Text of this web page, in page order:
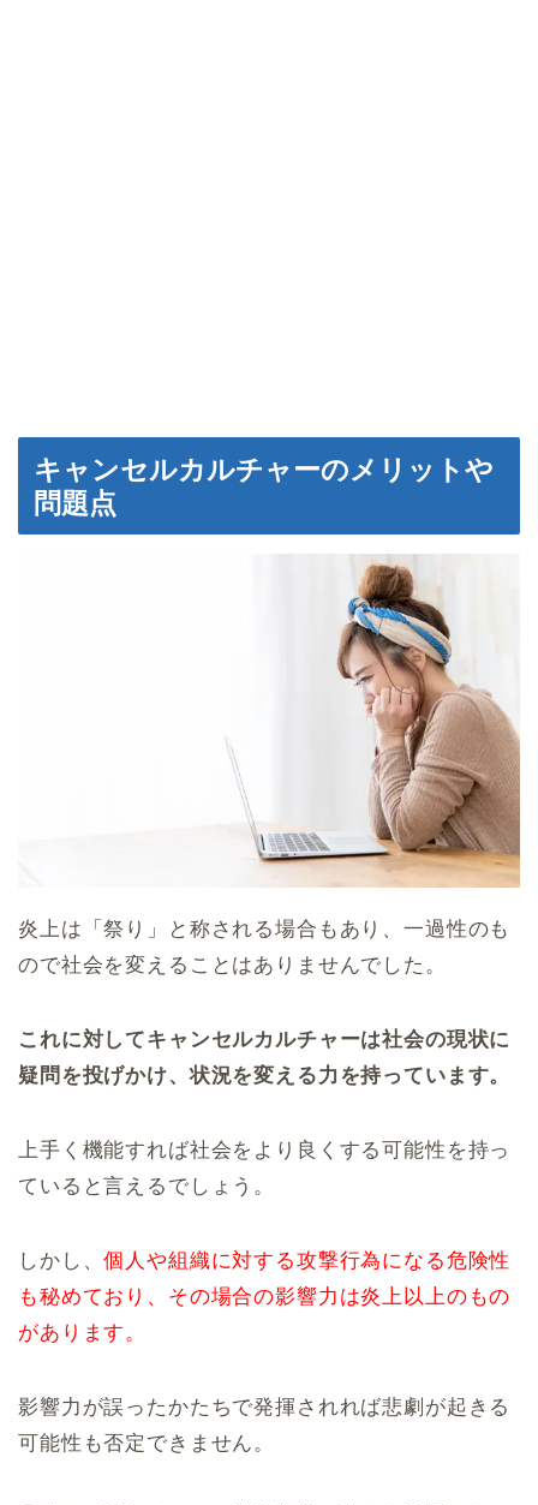
キャンセルカルチャーのメリットや
問題点
炎上は「祭り」と称される場合もあり、一過性のも
ので社会を変えることはありませんでした。
これに対してキャンセルカルチャーは社会の現状に
疑問を投げかけ、状況を変える力を持っています。
上手く機能すれば社会をより良くする可能性を持っ
ていると言えるでしょう。
しかし、個人や組織に対する攻撃行為になる危険性
も秘めており、その場合の影響力は炎上以上のもの
があります。
影響力が誤ったかたちで発揮されれば悲劇が起きる
可能性も否定できません。